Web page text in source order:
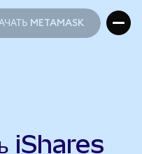
METAMASK
iShares